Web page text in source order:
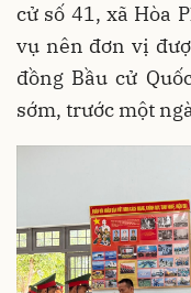
cử số 41, xã Hòa
vụ nên đơn vị
đồng Bầu cử
sớm, trước một